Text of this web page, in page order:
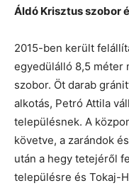
Áldó Krisztus szobor
2015-ben került
egyedülálló 8,5 méter
szobor. Öt darab
alkotás, Petró Attila
településnek. A
követve, a zarándok
után a hegy tetejéről
településre és Tokaj-